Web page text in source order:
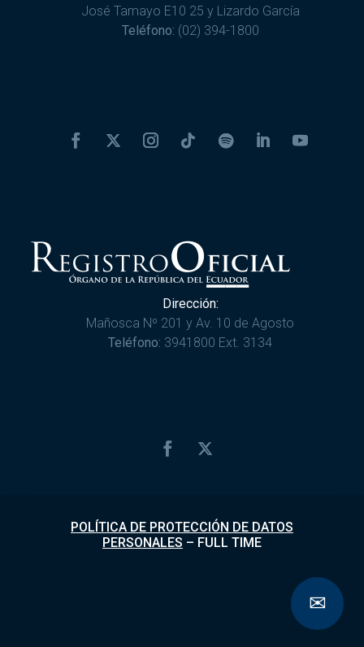
José Tamayo E10 25 y Lizardo García
Teléfono: (02) 394-1800
Dirección:
Mañosca Nº 201 y Av. 10 de Agosto
Teléfono: 3941800 Ext. 3134
POLÍTICA DE PROTECCIÓN DE DATOS
PERSONALES – FULL TIME
✉